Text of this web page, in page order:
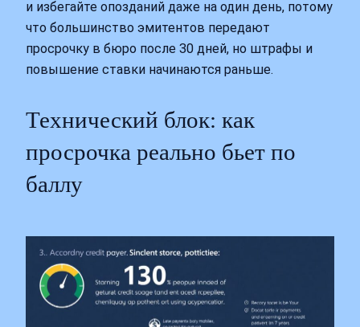
и избегайте опозданий даже на один день, потому
что большинство эмитентов передают
просрочку в бюро после 30 дней, но штрафы и
повышение ставки начинаются раньше.
Технический блок: как
просрочка реально бьет по
баллу